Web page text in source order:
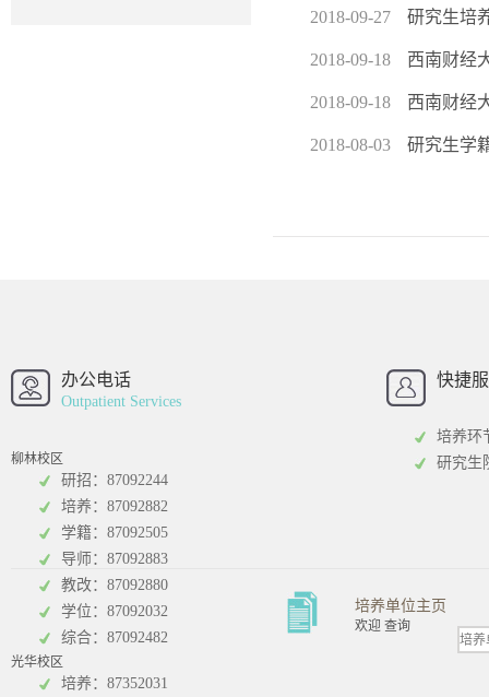
2018-09-27 研究生培
2018-09-18 西南财经
2018-09-18 西南财经
2018-08-03 研究生学
招办
工商管理学院
办公电话
Outpatient Services
柳林校区
研招：87092244
培养：87092882
学籍：87092505
导师：87092883
教改：87092880
学位：87092032
综合：87092482
光华校区
培养：87352031
快捷
培养环
研究生
培养单位主页
欢迎 查询